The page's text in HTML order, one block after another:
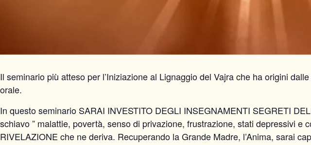
Il seminario più atteso per l’Iniziazione al Lignaggio del Vajra che ha origini
orale.
In questo seminario SARAI INVESTITO DEGLI INSEGNAMENTI SEGRETI
schiavo ” malattie, povertà, senso di privazione, frustrazione, stati depressivi
RIVELAZIONE che ne deriva. Recuperando la Grande Madre, l’Anima, sarai